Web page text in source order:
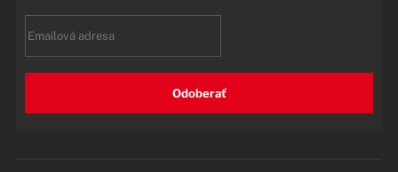
Odoberať